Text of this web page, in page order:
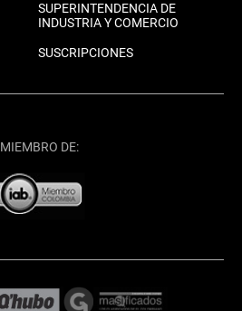
SUPERINTENDENCIA DE
INDUSTRIA Y COMERCIO
SUSCRIPCIONES
MIEMBRO DE: